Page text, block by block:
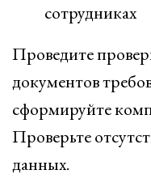
сотрудниках
Проведите
документов
сформируйте
Проверьте
данных.